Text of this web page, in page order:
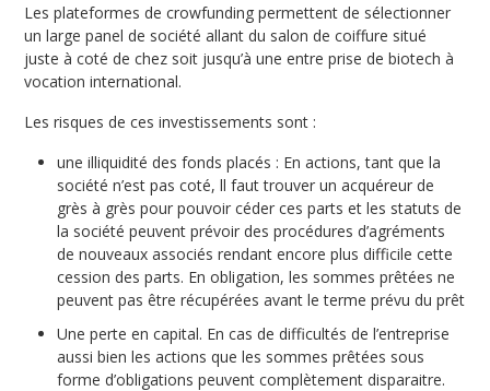
Les plateformes de crowfunding permettent de sélectionner
un large panel de société allant du salon de coiffure situé
juste à coté de chez soit jusqu’à une entre prise de biotech à
vocation international.
Les risques de ces investissements sont :
une illiquidité des fonds placés : En actions, tant que la
société n’est pas coté, ll faut trouver un acquéreur de
grès à grès pour pouvoir céder ces parts et les statuts de
la société peuvent prévoir des procédures d’agréments
de nouveaux associés rendant encore plus difficile cette
cession des parts. En obligation, les sommes prêtées ne
peuvent pas être récupérées avant le terme prévu du prêt
Une perte en capital. En cas de difficultés de l’entreprise
aussi bien les actions que les sommes prêtées sous
forme d’obligations peuvent complètement disparaitre.